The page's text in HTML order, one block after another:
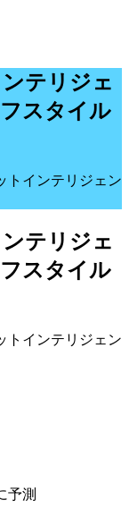
テリジェ
スタイル
トインテリジェン
テリジェ
スタイル
トインテリジェン
予測